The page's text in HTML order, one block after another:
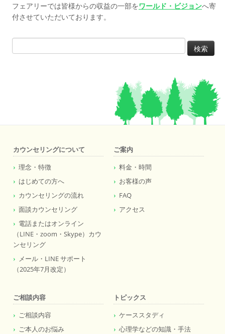
フェアリーでは皆様からの収益の一部をワールド・ビジョンへ寄
付させていただいております。
検
索:
カウンセリングについて
理念・特徴
はじめての方へ
カウンセリングの流れ
面談カウンセリング
電話またはオンライン
（LINE・zoom・Skype）カウ
ンセリング
メール・LINE サポート
（2025年7月改定）
ご案内
料金・時間
お客様の声
FAQ
アクセス
ご相談内容
ご相談内容
ご本人のお悩み
トピックス
ケーススタディ
心理学などの知識・手法